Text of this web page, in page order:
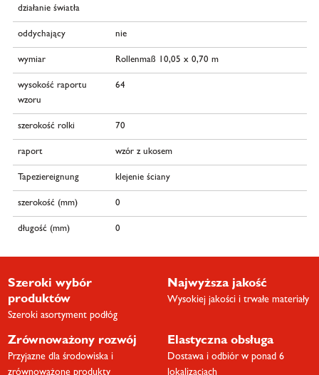
działanie światła
oddychający nie
wymiar Rollenmaß 10,05 x 0,70 m
wysokość raportu
wzoru
64
szerokość rolki 70
raport wzór z ukosem
Tapeziereignung klejenie ściany
szerokość (mm) 0
długość (mm) 0
Szeroki wybór
produktów
Szeroki asortyment podłóg
Najwyższa jakość
Wysokiej jakości i trwałe materiały
Zrównoważony rozwój
Przyjazne dla środowiska i
Elastyczna obsługa
Dostawa i odbiór w ponad 6